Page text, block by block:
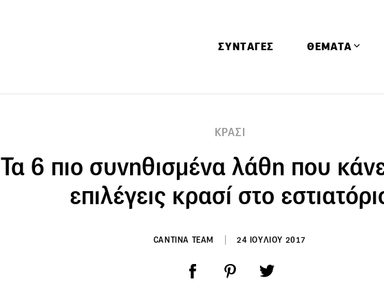
ΣΥΝΤΑΓΕΣ ΘΕΜΑΤΑ
Ειδήσεις
ΚΡΑΣΙ
Τα 6 πιο συνηθισμένα λάθη που
επιλέγεις κρασί στο
CANTINA TEAM 24 ΙΟΥΛΙΟΥ 2017